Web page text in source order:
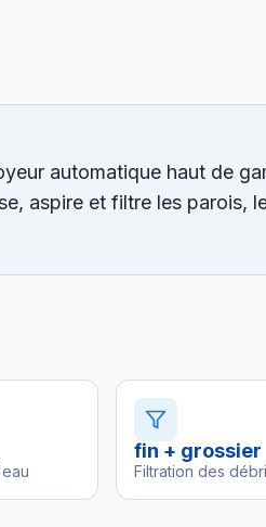
automatique haut de
aspire et filtre les parois,
fin + grossier
Filtration des